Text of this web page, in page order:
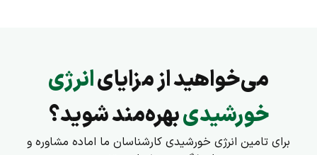
می‌خواهید از مزایایانرژی
خورشیدیبهره‌مند شوید؟
برای تامین انرژی خورشیدی کارشناسان ما اماده مشاوره و